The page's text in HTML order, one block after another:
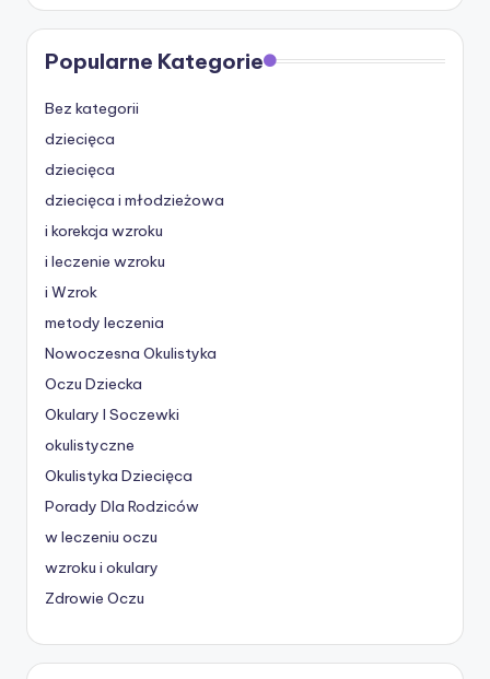
Popularne Kategorie
Bez kategorii
dziecięca
dziecięca
dziecięca i młodzieżowa
i korekcja wzroku
i leczenie wzroku
i Wzrok
metody leczenia
Nowoczesna Okulistyka
Oczu Dziecka
Okulary I Soczewki
okulistyczne
Okulistyka Dziecięca
Porady Dla Rodziców
w leczeniu oczu
wzroku i okulary
Zdrowie Oczu